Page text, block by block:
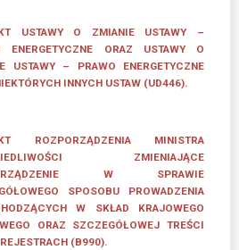
USTAWY O ZMIANIE USTAWY –
ENERGETYCZNE ORAZ USTAWY O
USTAWY – PRAWO ENERGETYCZNE
INNYCH USTAW (UD446).
ROZPORZĄDZENIA MINISTRA
ZMIENIAJĄCE
W SPRAWIE
SPOSOBU PROWADZENIA
W SKŁAD KRAJOWEGO
ORAZ SZCZEGÓŁOWEJ TREŚCI
(B990).